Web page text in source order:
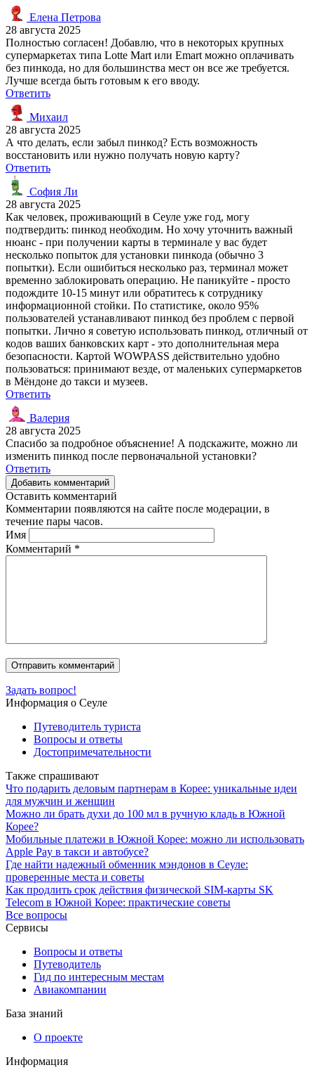
Елена Петрова
28 августа 2025
Полностью согласен! Добавлю, что в некоторых крупных
супермаркетах типа Lotte Mart или Emart можно оплачивать
без пинкода, но для большинства мест он все же требуется.
Лучше всегда быть готовым к его вводу.
Ответить
Михаил
28 августа 2025
А что делать, если забыл пинкод? Есть возможность
восстановить или нужно получать новую карту?
Ответить
София Ли
28 августа 2025
Как человек, проживающий в Сеуле уже год, могу
подтвердить: пинкод необходим. Но хочу уточнить важный
нюанс - при получении карты в терминале у вас будет
несколько попыток для установки пинкода (обычно 3
попытки). Если ошибиться несколько раз, терминал может
временно заблокировать операцию. Не паникуйте - просто
подождите 10-15 минут или обратитесь к сотруднику
информационной стойки. По статистике, около 95%
пользователей устанавливают пинкод без проблем с первой
попытки. Лично я советую использовать пинкод, отличный от
кодов ваших банковских карт - это дополнительная мера
безопасности. Картой WOWPASS действительно удобно
пользоваться: принимают везде, от маленьких супермаркетов
в Мёндоне до такси и музеев.
Ответить
Валерия
28 августа 2025
Спасибо за подробное объяснение! А подскажите, можно ли
изменить пинкод после первоначальной установки?
Ответить
Добавить комментарий
Оставить комментарий
Комментарии появляются на сайте после модерации, в
течение пары часов.
Имя
Комментарий *
Задать вопрос!
Информация о Сеуле
Путеводитель туриста
Вопросы и ответы
Достопримечательности
Также спрашивают
Что подарить деловым партнерам в Корее: уникальные идеи
для мужчин и женщин
Можно ли брать духи до 100 мл в ручную кладь в Южной
Корее?
Мобильные платежи в Южной Корее: можно ли использовать
Apple Pay в такси и автобусе?
Где найти надежный обменник мэндонов в Сеуле:
проверенные места и советы
Как продлить срок действия физической SIM-карты SK
Telecom в Южной Корее: практические советы
Все вопросы
Сервисы
Вопросы и ответы
Путеводитель
Гид по интересным местам
Авиакомпании
База знаний
О проекте
Информация